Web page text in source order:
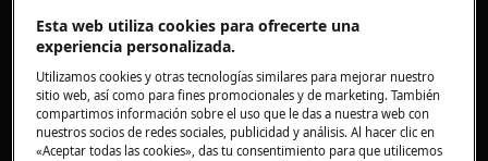
quede torcida.
Se aplica a:
Lavavajillas integrado
Solución:
Esta web utiliza cookies para ofrecerte una
experiencia personalizada.
Utilizamos cookies y otras tecnologías similares para mejorar nuestro
sitio web, así como para fines promocionales y de marketing. También
compartimos información sobre el uso que le das a nuestra web con
nuestros socios de redes sociales, publicidad y análisis. Al hacer clic en
«Aceptar todas las cookies», das tu consentimiento para que utilicemos